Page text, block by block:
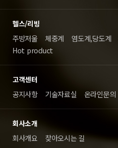
헬스/리빙
주방저울 체중계 염도계,당도계
Hot product
고객센터
공지사항 기술자료실 온라인문의
회사소개
회사개요 찾아오시는 길